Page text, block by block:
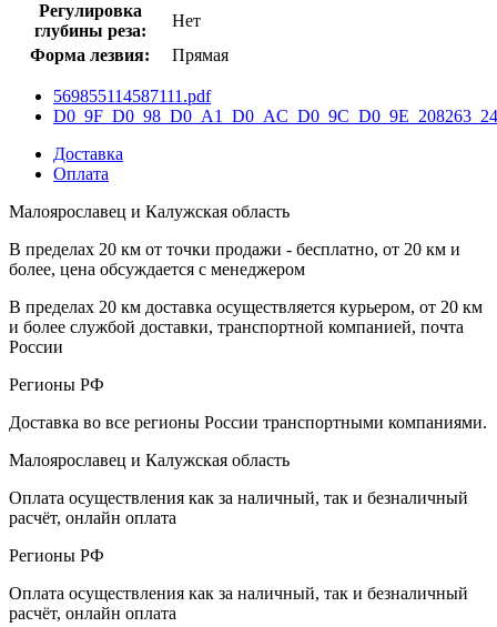
Регулировка
глубины реза:
Нет
Форма лезвия:
Прямая
569855114587111.pdf
Доставка
Оплата
Малоярославец и Калужская область
В пределах 20 км от точки продажи - бесплатно, от 20 км и
более, цена обсуждается с менеджером
В пределах 20 км доставка осуществляется курьером, от 20 км
и более службой доставки, транспортной компанией, почта
России
Регионы РФ
Доставка во все регионы России транспортными компаниями.
Малоярославец и Калужская область
Оплата осуществления как за наличный, так и безналичный
расчёт, онлайн оплата
Регионы РФ
Оплата осуществления как за наличный, так и безналичный
расчёт, онлайн оплата